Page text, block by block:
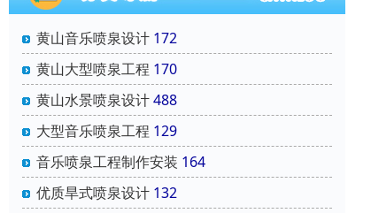
黄山音乐喷泉设计 172
黄山大型喷泉工程 170
黄山水景喷泉设计488
大型音乐喷泉工程 129
音乐喷泉工程制作安装 164
优质旱式喷泉设计 132